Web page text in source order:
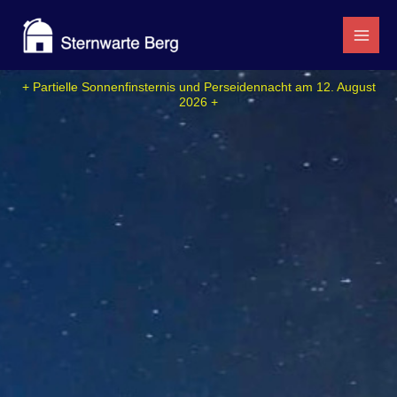
Inhalt
springen
+ Partielle Sonnenfinsternis und Perseidennacht am 12. August
2026 +